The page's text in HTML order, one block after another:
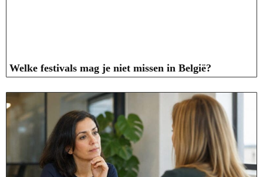
Welke festivals mag je niet missen in België?